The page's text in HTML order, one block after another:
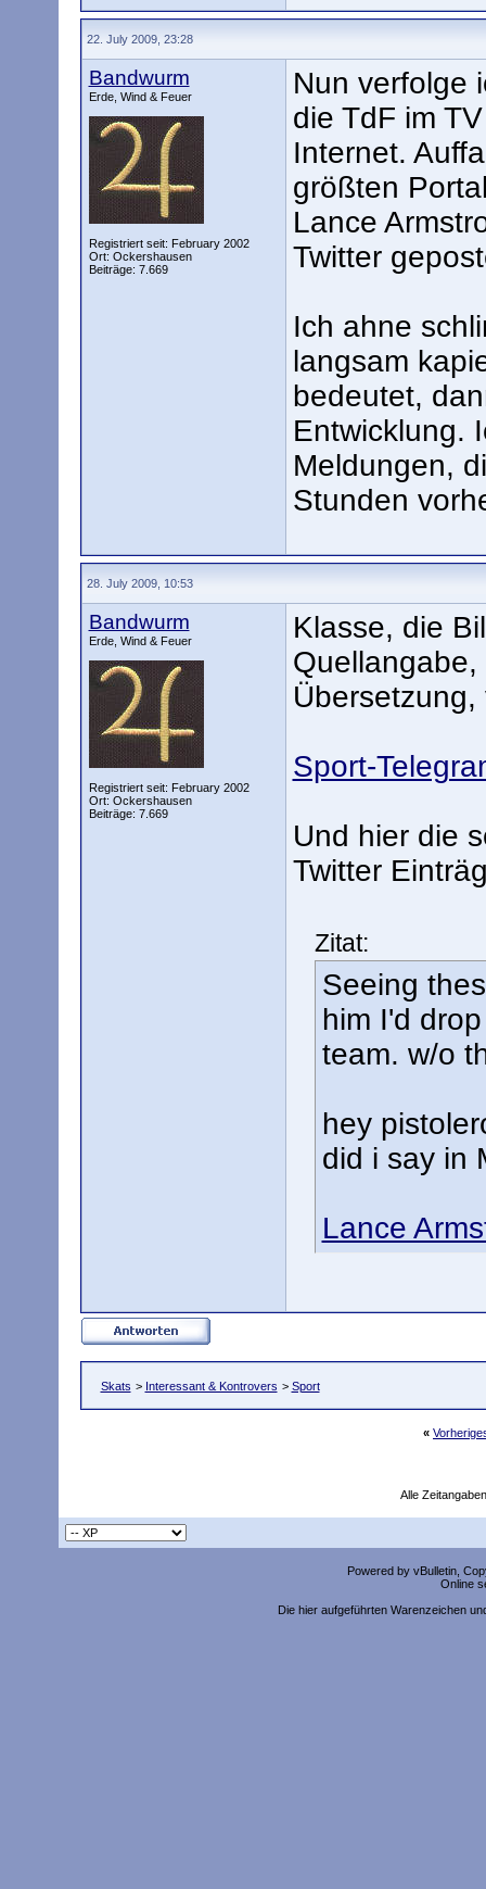
22. July 2009, 23:28
Bandwurm
Erde, Wind & Feuer
Registriert seit: February 2002
Ort: Ockershausen
Beiträge: 7.669
Nun verfolge
die TdF im
Internet.
größten
Lance
Twitter
Ich ahne
langsam
bedeutet,
Entwicklung.
Meldungen,
Stunden
28. July 2009, 10:53
Bandwurm
Erde, Wind & Feuer
Registriert seit: February 2002
Ort: Ockershausen
Beiträge: 7.669
Klasse, die
Übersetzung,
Sport-
Und hier die
Twitter
Zitat:
Seeing
him I'd
team. w/o
hey
did i say in
Lance
Skats > Interessant & Kontrovers > Sport
«
Alle
Powered by vBulletin,
Online
Die hier aufgeführten Warenzeichen